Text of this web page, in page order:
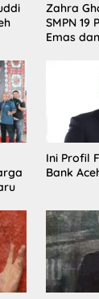
Zahra
SMPN 19
Emas
Ini Profil
Bank